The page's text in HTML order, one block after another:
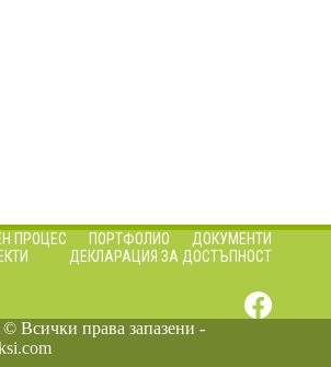
ПРОЦЕС ПОРТФОЛИО
ДОКУМЕНТИ
ДЕКЛАРАЦИЯ ЗА ДОСТЪПНОСТ
Всички права запазени -